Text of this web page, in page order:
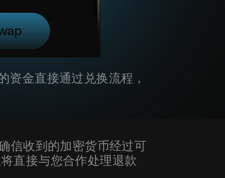
资金直接通过兑换流程，
信收到的加密货币经过可
直接与您合作处理退款